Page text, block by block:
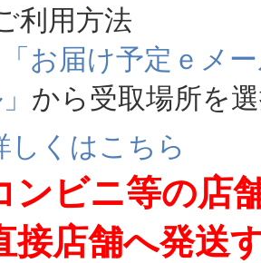
利用方法
「お届け予定ｅメ
から受取場所を
しくはこちら
ビニ等の店
接店舗へ発送